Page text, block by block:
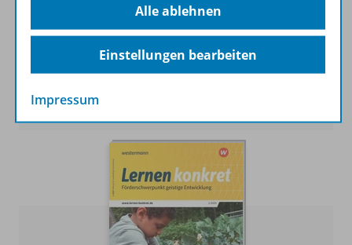
Lernen konkret - Bildung im
Förderschwerpunkt geistige Entwicklung
Jahrgang 2021
Alle ablehnen
Einstellungen bearbeiten
Impressum